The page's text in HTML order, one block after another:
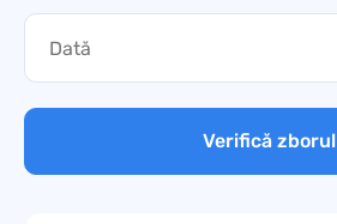
Verifică zborul